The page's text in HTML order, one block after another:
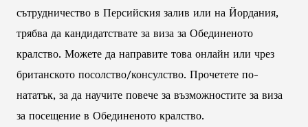
сътрудничество в Персийския залив или на Йордания,
трябва да кандидатствате за виза за Обединеното
кралство. Можете да направите това онлайн или чрез
британското посолство/консулство. Прочетете по-
нататък, за да научите повече за възможностите за виза
за посещение в Обединеното кралство.